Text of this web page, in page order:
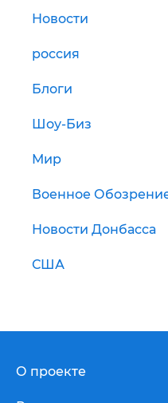
Новости
россия
Блоги
Шоу-Биз
Мир
Военное
Новости Донбасса
США
О проекте